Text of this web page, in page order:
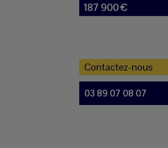
187 900 €
Contactez-nous
03 89 07 08 07